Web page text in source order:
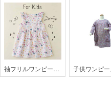
袖フリルワンピース【KH28-1804】